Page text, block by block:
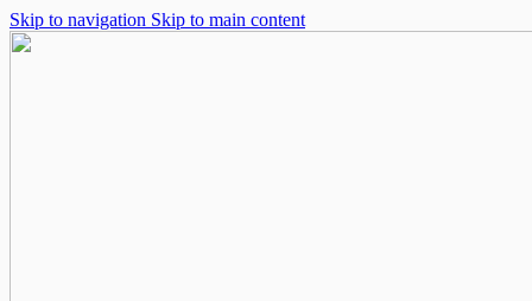
Skip to navigation Skip to main content